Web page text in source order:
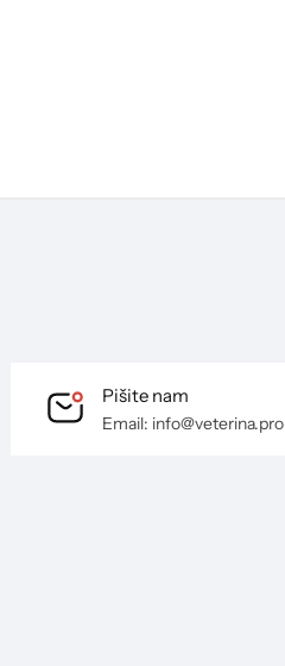
Pišite nam
Email: info@veterina.pro